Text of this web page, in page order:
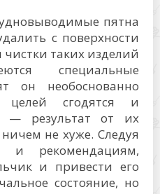
пятна
с поверхности
таких изделий
специальные
он необоснованно
сгодятся и
— результат от их
не хуже. Следуя
и рекомендациям,
и привести его
состояние, но